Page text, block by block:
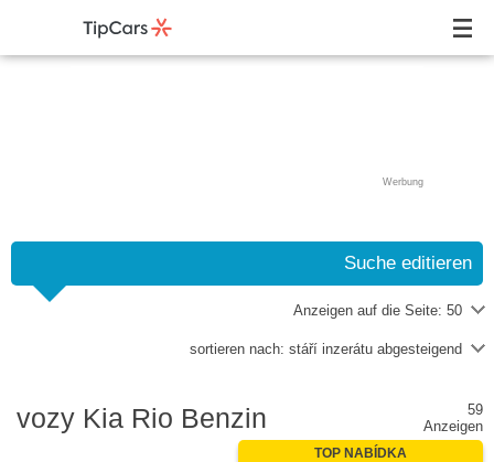
Werbung
Suche editieren
Anzeigen auf die Seite: 50
sortieren nach: stáří inzerátu abgesteigend
vozy Kia Rio Benzin
59
Anzeigen
TOP NABÍDKA